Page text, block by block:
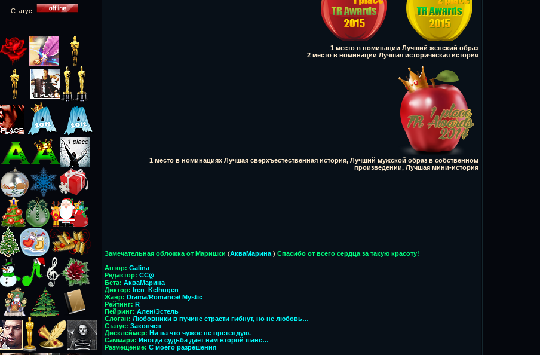
Статус:
1 место в номинации Лучший женский образ
2 место в номинации Лучшая историческая история
1 место в номинациях Лучшая сверхъестественная история, Лучший мужской образ в собственном
произведении, Лучшая мини-история
Замечательная обложка от Маришки (АкваМарина ) Спасибо от всего сердца за такую красоту!
Автор: Galina
Редактор: ССღ
Бета: АкваМарина
Диктор: Iren_Kelhugen
Жанр: Drama/Romance/ Mystic
Рейтинг: R
Пейринг: Ален/Эстель
Слоган: Любовники в пучине страсти гибнут, но не любовь…
Статус: Закончен
Дисклеймер: Ни на что чужое не претендую.
Саммари: Иногда судьба даёт нам второй шанс…
Размещение: С моего разрешения